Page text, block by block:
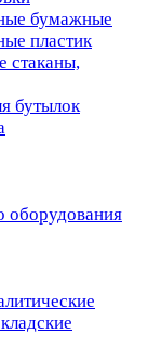
бумажные
пластик
стаканы,
бутылок
оборудования